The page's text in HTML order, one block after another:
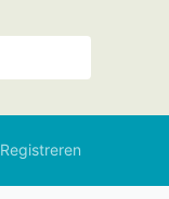
Registreren